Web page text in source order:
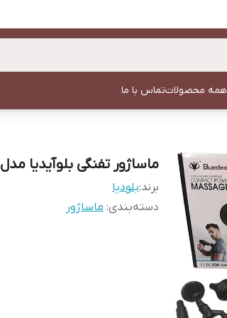
همه محصولاتتماس با ما
ماساژور تفنگی بلوآیدیا مدل BLD328
برند:بلودیا
دسته‌بندی: ماساژور